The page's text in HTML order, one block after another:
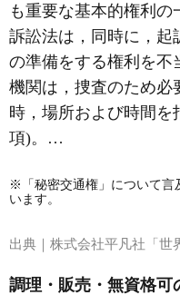
も重要な基本的権利
訴訟法は，同時に，起
の準備をする権利を不
機関は，捜査のため必
時，場所および時間を
項)。…
※「秘密交通権」について言
います。
出典｜ 株式会社平凡社「世
調理・販売・無資格可